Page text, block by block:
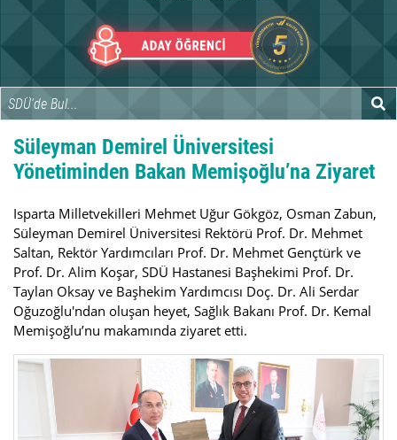
INTERNATIONAL
Süleyman Demirel Üniversitesi
Yönetiminden Bakan Memişoğlu’na Ziyaret
Isparta Milletvekilleri Mehmet Uğur Gökgöz, Osman Zabun,
Süleyman Demirel Üniversitesi Rektörü Prof. Dr. Mehmet
Saltan, Rektör Yardımcıları Prof. Dr. Mehmet Gençtürk ve
Prof. Dr. Alim Koşar, SDÜ Hastanesi Başhekimi Prof. Dr.
Taylan Oksay ve Başhekim Yardımcısı Doç. Dr. Ali Serdar
Oğuzoğlu'ndan oluşan heyet, Sağlık Bakanı Prof. Dr. Kemal
Memişoğlu’nu makamında ziyaret etti.